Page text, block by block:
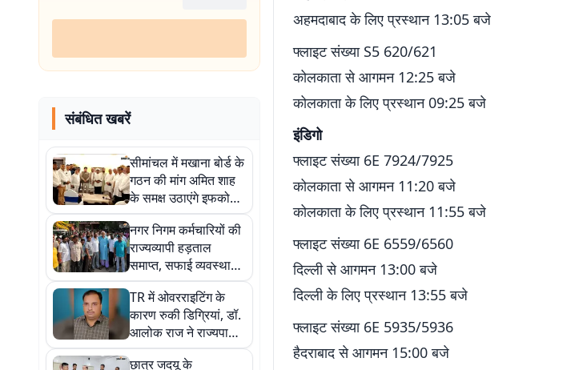
संबंधित खबरें
सीमांचल में मखाना बोर्ड के
गठन की मांग अमित शाह
के समक्ष उठाएंगे इफको
अध्यक्ष दिलीप संघाणी
नगर निगम कर्मचारियों की
राज्यव्यापी हड़ताल
समाप्त, सफाई व्यवस्था
बहाल; महापौर ने दिया
मांगों के समाधान का
आश्वासन
TR में ओवरराइटिंग के
कारण रुकी डिग्रियां, डॉ.
आलोक राज ने राज्यपाल
को पत्र लिखकर की
छात्र जदयू के
अहमदाबाद के लिए प्रस्थान 13:05 बजे
फ्लाइट संख्या S5 620/621
कोलकाता से आगमन 12:25 बजे
कोलकाता के लिए प्रस्थान 09:25 बजे
इंडिगो
फ्लाइट संख्या 6E 7924/7925
कोलकाता से आगमन 11:20 बजे
कोलकाता के लिए प्रस्थान 11:55 बजे
फ्लाइट संख्या 6E 6559/6560
दिल्ली से आगमन 13:00 बजे
दिल्ली के लिए प्रस्थान 13:55 बजे
फ्लाइट संख्या 6E 5935/5936
हैदराबाद से आगमन 15:00 बजे